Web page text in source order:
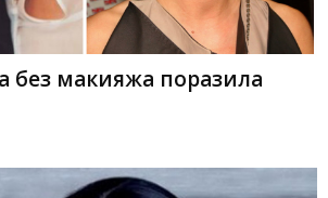
без макияжа поразила